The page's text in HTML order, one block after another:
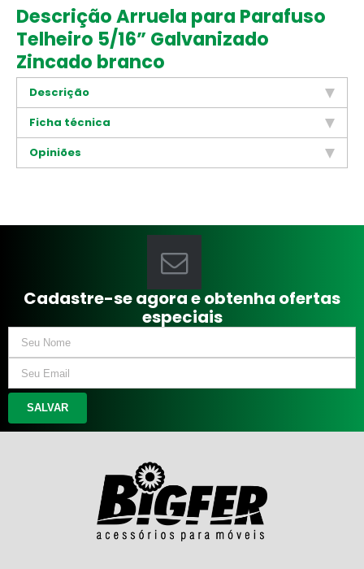
Descrição Arruela para Parafuso
Telheiro 5/16” Galvanizado
Zincado branco
Descrição
Ficha técnica
Opiniões
Cadastre-se agora e obtenha ofertas
especiais
SALVAR